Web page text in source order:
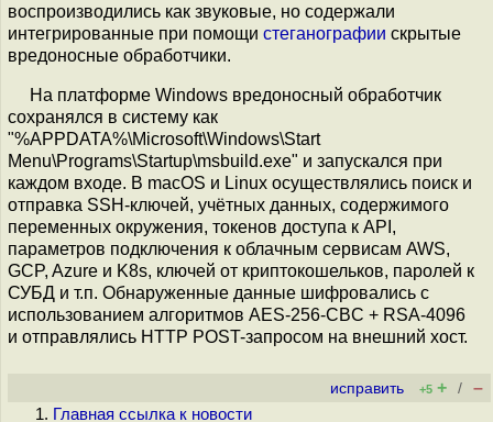
воспроизводились как звуковые, но содержали
интегрированные при помощи стеганографии скрытые
вредоносные обработчики.
На платформе Windows вредоносный обработчик
сохранялся в систему как
"%APPDATA%\Microsoft\Windows\Start
Menu\Programs\Startup\msbuild.exe" и запускался при
каждом входе. В macOS и Linux осуществлялись поиск и
отправка SSH-ключей, учётных данных, содержимого
переменных окружения, токенов доступа к API,
параметров подключения к облачным сервисам AWS,
GCP, Azure и K8s, ключей от криптокошельков, паролей к
СУБД и т.п. Обнаруженные данные шифровались с
использованием алгоритмов AES-256-CBC + RSA-4096
и отправлялись HTTP POST-запросом на внешний хост.
исправить +5 + / –
Главная ссылка к новости